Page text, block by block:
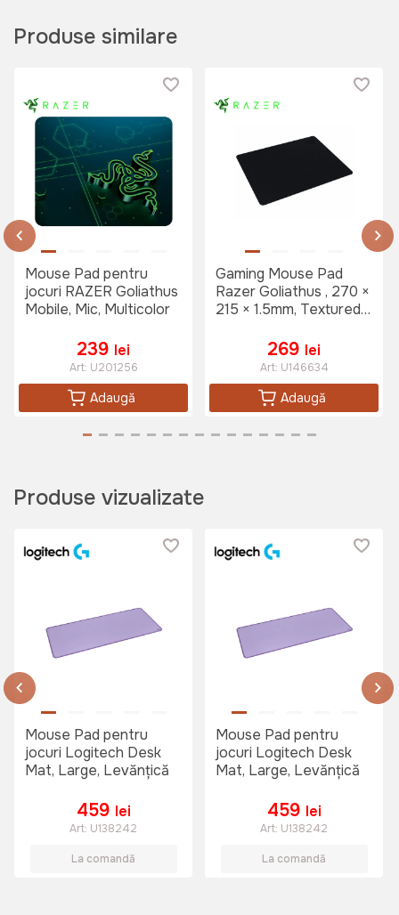
Produse similare
Mouse Pad pentru
jocuri RAZER Goliathus
Mobile, Mic, Multicolor
239 lei
Art: U201256
Adaugă
Gaming Mouse Pad
Razer Goliathus , 270 ×
215 × 1.5mm, Textured
Control, Black
269 lei
Art: U146634
Adaugă
Produse vizualizate
Mouse Pad pentru
jocuri Logitech Desk
Mat, Large, Levănțică
459 lei
Art: U138242
La comandă
Mouse Pad pentru
jocuri Logitech Desk
Mat, Large, Levănțică
459 lei
Art: U138242
La comandă